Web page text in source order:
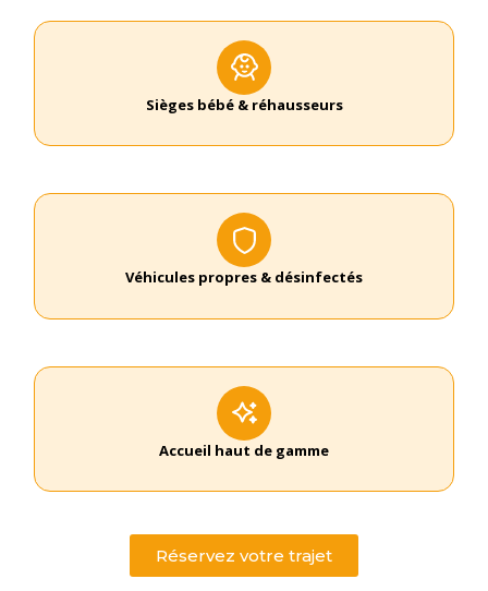
Sièges bébé & réhausseurs
Véhicules propres & désinfectés
Accueil haut de gamme
Réservez votre trajet